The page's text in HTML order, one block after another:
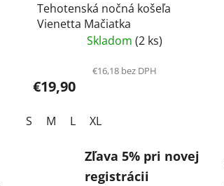
Tehotenská nočná košeľa
Vienetta Mačiatka
Skladom(2 ks)
€16,18 bez DPH
€19,90
S M L XL
Zľava 5% pri novej
registrácii